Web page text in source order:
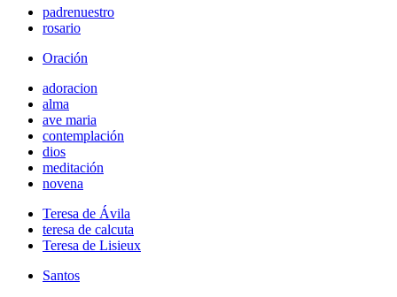
padrenuestro
rosario
Oración
adoracion
alma
ave maria
contemplación
dios
meditación
novena
Teresa de Ávila
teresa de calcuta
Teresa de Lisieux
Santos